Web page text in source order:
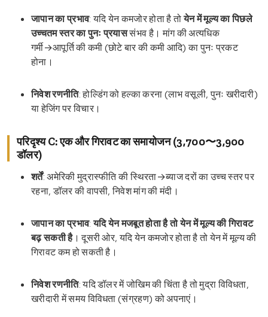
जापान का प्रभाव: यदि येन कमजोर होता है तोयेन में मूल्य का पिछले
उच्चतम स्तर का पुनः प्रयाससंभव है। मांग की अत्यधिक
गर्मी→आपूर्ति की कमी (छोटे बार की कमी आदि) का पुनः प्रकट
होना।
निवेश रणनीति: होल्डिंग को हल्का करना (लाभ वसूली, पुनः खरीदारी)
या हेजिंग पर विचार।
परिदृश्य C: एक और गिरावट का समायोजन (3,700〜3,900
डॉलर)
शर्तें: अमेरिकी मुद्रास्फीति की स्थिरता→ब्याज दरों का उच्च स्तर पर
रहना, डॉलर की वापसी, निवेश मांग की मंदी।
जापान का प्रभाव:यदि येन मजबूत होता है तो येन में मूल्य की गिरावट
बढ़ सकती है। दूसरी ओर, यदि येन कमजोर होता है तो येन में मूल्य की
गिरावट कम हो सकती है।
निवेश रणनीति: यदि डॉलर में जोखिम की चिंता है तो मुद्रा विविधता,
खरीदारी में समय विविधता (संग्रहण) को अपनाएं।